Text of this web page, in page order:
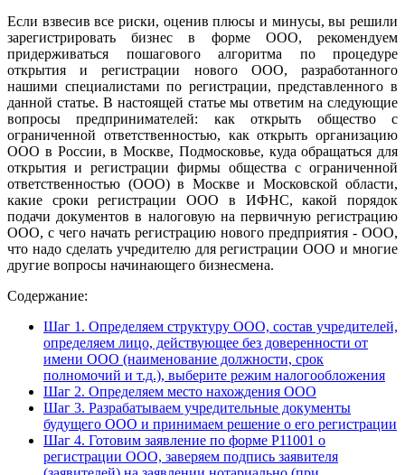
Если взвесив все риски, оценив плюсы и минусы, вы решили
зарегистрировать бизнес в форме ООО, рекомендуем
придерживаться пошагового алгоритма по процедуре
открытия и регистрации нового ООО, разработанного
нашими специалистами по регистрации, представленного в
данной статье. В настоящей статье мы ответим на следующие
вопросы предпринимателей: как открыть общество с
ограниченной ответственностью, как открыть организацию
ООО в России, в Москве, Подмосковье, куда обращаться для
открытия и регистрации фирмы общества с ограниченной
ответственностью (ООО) в Москве и Московской области,
какие сроки регистрации ООО в ИФНС, какой порядок
подачи документов в налоговую на первичную регистрацию
ООО, с чего начать регистрацию нового предприятия - ООО,
что надо сделать учредителю для регистрации ООО и многие
другие вопросы начинающего бизнесмена.
Содержание:
Шаг 1. Определяем структуру ООО, состав учредителей,
определяем лицо, действующее без доверенности от
имени ООО (наименование должности, срок
полномочий и т.д.), выберите режим налогообложения
Шаг 2. Определяем место нахождения ООО
Шаг 3. Разрабатываем учредительные документы
будущего ООО и принимаем решение о его регистрации
Шаг 4. Готовим заявление по форме Р11001 о
регистрации ООО, заверяем подпись заявителя